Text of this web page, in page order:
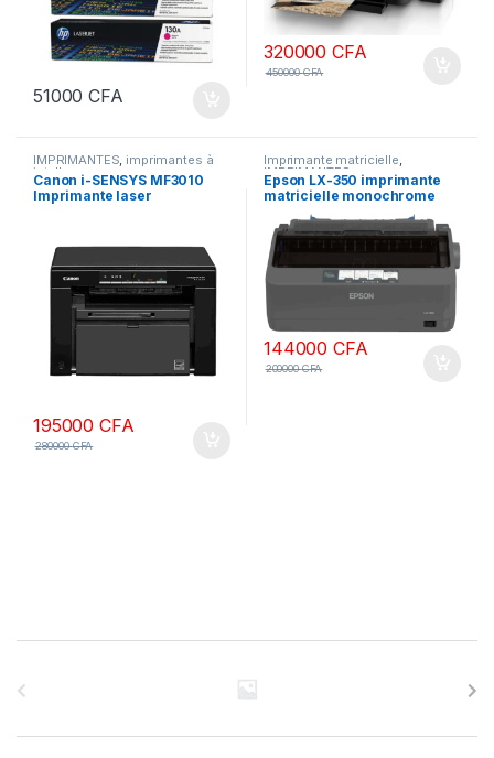
51000CFA
320000CFA
450000CFA
IMPRIMANTES, imprimantes à
jet d'encre
Canon i-SENSYS MF3010
Imprimante laser
195000CFA
280000CFA
Imprimante matricielle,
IMPRIMANTES
Epson LX-350 imprimante
matricielle monochrome
euro nlsp 220v
144000CFA
200000CFA